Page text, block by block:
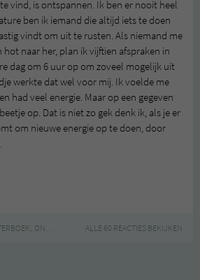
vind, is ontspannen. Ik ben er nooit heel
ben ik iemand die altijd iets te doen
vindt om uit te rusten. Als niemand me
naar her, plan ik vijftien afspraken in
dag om 6 uur op om zoveel mogelijk uit
werkte dat wel voor mij. Ik voelde me
had veel energie. Maar op een gegeven
op. Dat is niet zo gek denk ik, als je er
om nieuwe energie op te doen, door
, ONTSPANNEN ,STORYTEL
ALLE 60 REACTIES BEKIJKEN